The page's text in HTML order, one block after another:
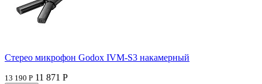
Стерео микрофон Godox IVM-S3 накамерный
13 190 Р 11 871 Р